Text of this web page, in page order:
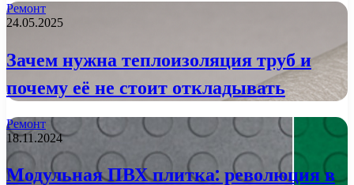
Ремонт
24.05.2025
Зачем нужна теплоизоляция труб и
почему её не стоит откладывать
Ремонт
18.11.2024
Модульная ПВХ плитка: революция в